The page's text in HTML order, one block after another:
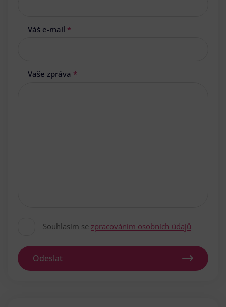
Váš e-mail *
Vaše zpráva *
Souhlasím se zpracováním osobních údajů
Odeslat